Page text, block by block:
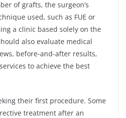
of grafts, the surgeon’s
used, such as FUE or
a clinic based solely on the
also evaluate medical
before-and-after results,
to achieve the best
their first procedure. Some
treatment after an